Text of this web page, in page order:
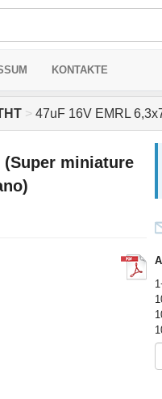
KONTAKTE
> 47uF 16V EMRL
(Super miniature